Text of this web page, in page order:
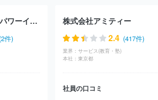
ホールディングス株式会社
ＮＧＢ株式会社
シーリクルートメント
アース環境サービス株式
株式会社構造計画研究所
サイエンスプラニング
ＧＭＯペイメントゲー
インフォテック・サービス株
株式会社グリーンパワーインベストメント
件)
株式会社アミティー
2.4 (417件)
業界： サービス(教育・塾)
本社： 東京都
社員の口コミ